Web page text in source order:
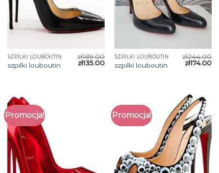
SZPILKI LOUBOUTIN
szpilki louboutin
zł189.00
zł135.00
SZPILKI LOUBOUTIN
szpilki louboutin
zł244.00
zł174.00
Promocja! Promocja!